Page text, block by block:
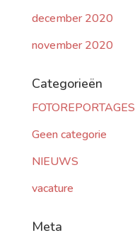
december 2020
november 2020
Categorieën
FOTOREPORTAGES
Geen categorie
NIEUWS
vacature
Meta